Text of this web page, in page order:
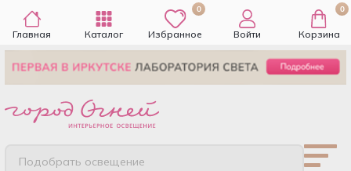
Главная Каталог
0
Избранное Войти
0
Корзина
Подобрать освещение